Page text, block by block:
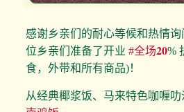
感谢乡亲们的耐心等候和热情询
位乡亲们准备了开业 #全场𝟐𝟎%
食，外带和所有商品)！
从经典椰浆饭、马来特色咖喱